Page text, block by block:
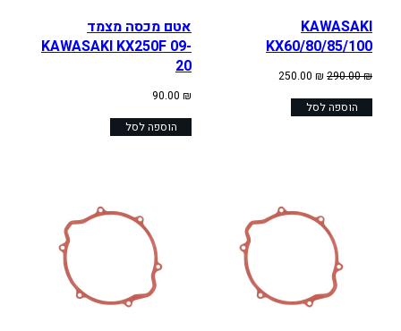
KAWASAKI
KX60/80/85/100
290.00₪
המחיר
היה:
250.00 ₪
המחיר
הוספה לסל
אטם מכסה מצמד
KAWASAKI KX250F 09-
20
90.00 ₪
הוספה לסל